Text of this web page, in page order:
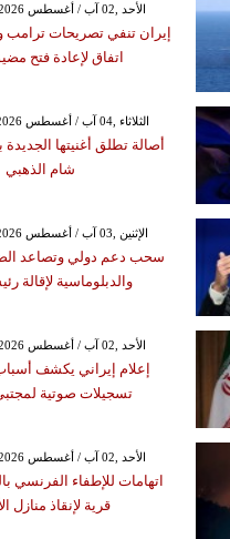
GMT 13:55 2026 الأحد ,02 آب / أغسطس
إيران تنفي تصريحات ترامب
اتفاق لإعادة فتح
GMT 06:38 2026 الثلاثاء ,04 آب / أغسطس
أصالة تطلق أغنيتها الجديدة
شام الذهبي
GMT 19:04 2026 الإثنين ,03 آب / أغسطس
سحب دعم دولي وتصاعد
والدبلوماسية لإقالة
GMT 11:08 2026 الأحد ,02 آب / أغسطس
إعلام إيراني يكشف
تسجيلات صوتية
GMT 22:02 2026 الأحد ,02 آب / أغسطس
اتهامات للإطفاء الفرنسي
قرية لإنقاذ منازل